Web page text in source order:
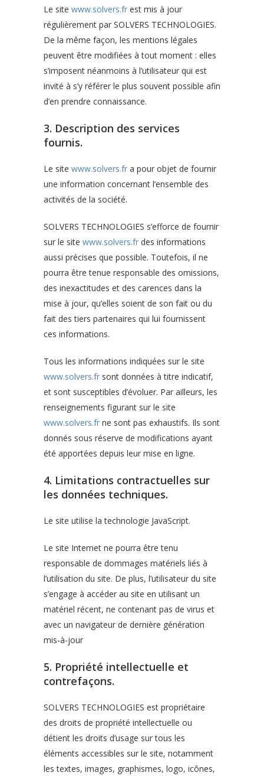
Le site www.solvers.fr est mis à jour
régulièrement par SOLVERS TECHNOLOGIES.
De la même façon, les mentions légales
peuvent être modifiées à tout moment : elles
s’imposent néanmoins à l’utilisateur qui est
invité à s’y référer le plus souvent possible afin
d’en prendre connaissance.
3. Description des services
fournis.
Le site www.solvers.fr a pour objet de fournir
une information concernant l’ensemble des
activités de la société.
SOLVERS TECHNOLOGIES s’efforce de fournir
sur le site www.solvers.fr des informations
aussi précises que possible. Toutefois, il ne
pourra être tenue responsable des omissions,
des inexactitudes et des carences dans la
mise à jour, qu’elles soient de son fait ou du
fait des tiers partenaires qui lui fournissent
ces informations.
Tous les informations indiquées sur le site
www.solvers.fr sont données à titre indicatif,
et sont susceptibles d’évoluer. Par ailleurs, les
renseignements figurant sur le site
www.solvers.fr ne sont pas exhaustifs. Ils sont
donnés sous réserve de modifications ayant
été apportées depuis leur mise en ligne.
4. Limitations contractuelles sur
les données techniques.
Le site utilise la technologie JavaScript.
Le site Internet ne pourra être tenu
responsable de dommages matériels liés à
l’utilisation du site. De plus, l’utilisateur du site
s’engage à accéder au site en utilisant un
matériel récent, ne contenant pas de virus et
avec un navigateur de dernière génération
mis-à-jour
5. Propriété intellectuelle et
contrefaçons.
SOLVERS TECHNOLOGIES est propriétaire
des droits de propriété intellectuelle ou
détient les droits d’usage sur tous les
éléments accessibles sur le site, notamment
les textes, images, graphismes, logo, icônes,